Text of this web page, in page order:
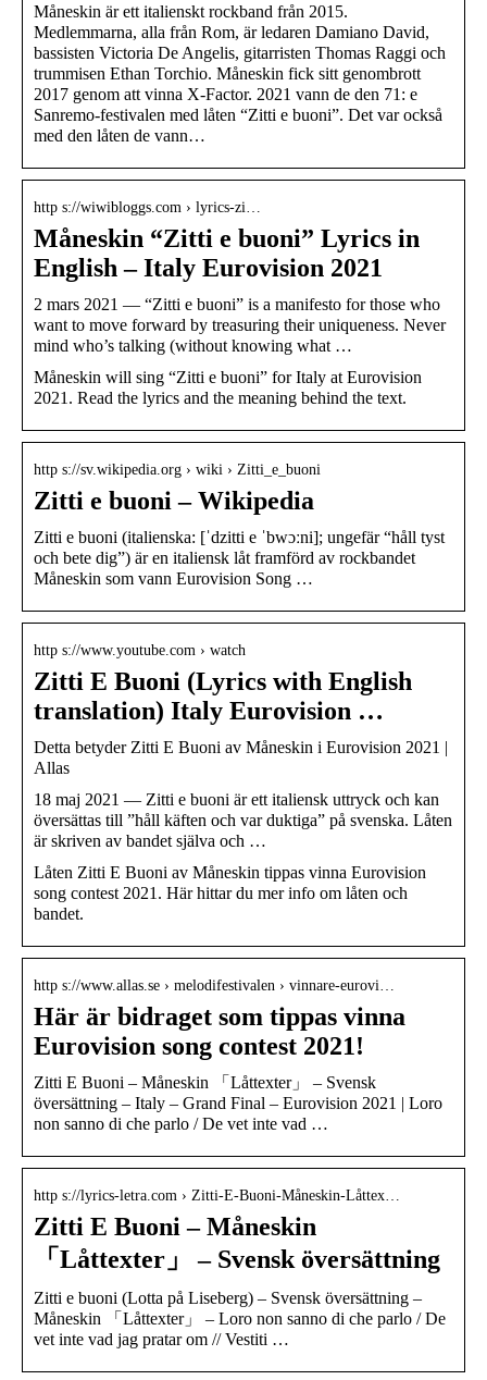
Måneskin är ett italienskt rockband från 2015.
Medlemmarna, alla från Rom, är ledaren Damiano David,
bassisten Victoria De Angelis, gitarristen Thomas Raggi och
trummisen Ethan Torchio. Måneskin fick sitt genombrott
2017 genom att vinna X-Factor. 2021 vann de den 71: e
Sanremo-festivalen med låten “Zitti e buoni”. Det var också
med den låten de vann…
http s://wiwibloggs.com › lyrics-zi…
Måneskin “Zitti e buoni” Lyrics in
English – Italy Eurovision 2021
2 mars 2021 — “Zitti e buoni” is a manifesto for those who
want to move forward by treasuring their uniqueness. Never
mind who’s talking (without knowing what …
Måneskin will sing “Zitti e buoni” for Italy at Eurovision
2021. Read the lyrics and the meaning behind the text.
http s://sv.wikipedia.org › wiki › Zitti_e_buoni
Zitti e buoni – Wikipedia
Zitti e buoni (italienska: [ˈdzitti e ˈbwɔːni]; ungefär “håll tyst
och bete dig”) är en italiensk låt framförd av rockbandet
Måneskin som vann Eurovision Song …
http s://www.youtube.com › watch
Zitti E Buoni (Lyrics with English
translation) Italy Eurovision …
Detta betyder Zitti E Buoni av Måneskin i Eurovision 2021 |
Allas
18 maj 2021 — Zitti e buoni är ett italiensk uttryck och kan
översättas till ”håll käften och var duktiga” på svenska. Låten
är skriven av bandet själva och …
Låten Zitti E Buoni av Måneskin tippas vinna Eurovision
song contest 2021. Här hittar du mer info om låten och
bandet.
http s://www.allas.se › melodifestivalen › vinnare-eurovi…
Här är bidraget som tippas vinna
Eurovision song contest 2021!
Zitti E Buoni – Måneskin 「Låttexter」 – Svensk
översättning – Italy – Grand Final – Eurovision 2021 | Loro
non sanno di che parlo / De vet inte vad …
http s://lyrics-letra.com › Zitti-E-Buoni-Måneskin-Låttex…
Zitti E Buoni – Måneskin
「Låttexter」 – Svensk översättning
Zitti e buoni (Lotta på Liseberg) – Svensk översättning –
Måneskin 「Låttexter」 – Loro non sanno di che parlo / De
vet inte vad jag pratar om // Vestiti …